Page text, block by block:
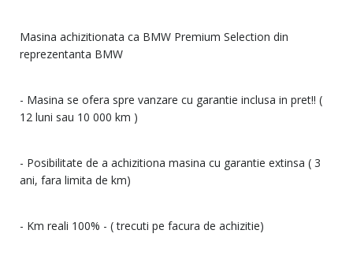
Masina achizitionata ca BMW Premium Selection din
reprezentanta BMW
- Masina se ofera spre vanzare cu garantie inclusa in pret!! (
12 luni sau 10 000 km )
- Posibilitate de a achizitiona masina cu garantie extinsa ( 3
ani, fara limita de km)
- Km reali 100% - ( trecuti pe facura de achizitie)